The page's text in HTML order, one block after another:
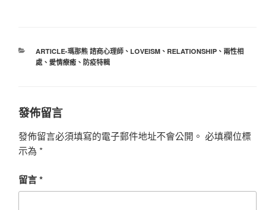
分
類
ARTICLE-瑪那熊 諮商心理師、 LOVEISM、 RELATIONSHIP、 兩性相
處、 愛情療癒、 防疫特輯
發佈留言
發佈留言必須填寫的電子郵件地址不會公開。 必填欄位標
示為 *
留言*